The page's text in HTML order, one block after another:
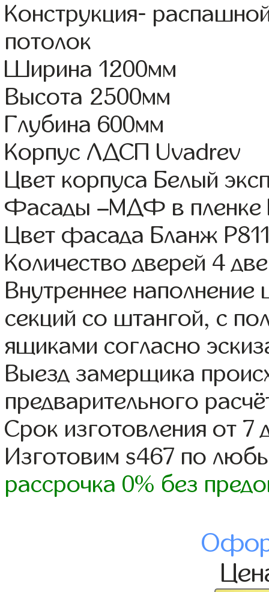
Конструкция-
потолок
Ширина 1200мм
Высота 2500мм
Глубина 600мм
Корпус ЛДСП Uvadrev
Цвет корпуса Белый
Фасады –МДФ в пленке
Цвет фасада Бланж
Количество дверей 4
Внутреннее
секций со штангой, с
ящиками согласно
Выезд замерщика
предварительного
Срок изготовления от 7
Изготовим s467 по
рассрочка 0% без